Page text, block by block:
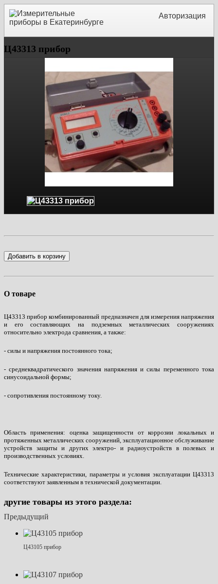
Авторизация
Ц43313 прибор
Добавить в корзину
О товаре
Ц43313 прибор комбинированный предназначен для измерения напряжения
и его составляющих на подземных металлических сооружениях
относительно электрода сравнения, а также:
- силы и напряжения постоянного тока;
- среднеквадратического значения напряжения и силы переменного тока
синусоидальной формы;
- сопротивления постоянному току.
Область применения: оценка защищенности от коррозии локальных и
протяженных металлических сооружений, эксплуатационное обслуживание
устройств защиты и других электро- и радиоустройств в полевых и
производственных условиях.
Технические характеристики, параметры и условия эксплуатации Ц43313
соответствуют заявленным в технической документации.
другие товары из этого раздела:
Предыдущий
Ц43105 прибор